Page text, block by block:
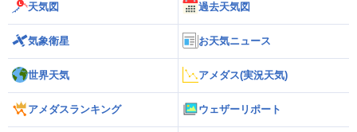
天気図 過去天気図
気象衛星 お天気ニュース
世界天気 アメダス(実況天気)
アメダスランキング ウェザーリポート